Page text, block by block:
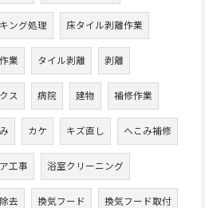
ング処理 床タイル剥離作業
業 タイル剥離 剥離
ス 病院 建物 補修作業
カケ キズ直し へこみ補修
工事 浴室クリーニング
去 換気フード 換気フード取付